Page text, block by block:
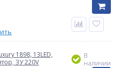
1898, 13LED,
ЗУ 220V
В
наличии